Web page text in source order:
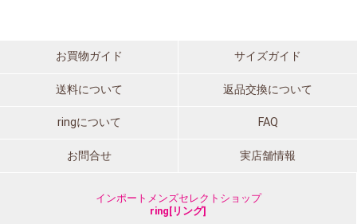
お買物ガイド サイズガイド
送料について 返品交換について
ringについて FAQ
お問合せ 実店舗情報
インポートメンズセレクトショップ
ring[リング]